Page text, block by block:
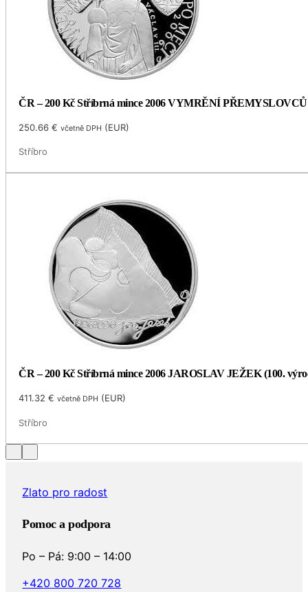
ČR – 200 Kč Stříbrná mince 2006 VYMRĚNÍ
250.66€ včetně DPH (EUR)
Stříbro
ČR – 200 Kč Stříbrná mince 2006 JAROSLAV JEŽEK (100.
411.32€ včetně DPH (EUR)
Stříbro
Zlato pro radost
Pomoc a podpora
Po – Pá: 9:00 – 14:00
+420 800 720 728